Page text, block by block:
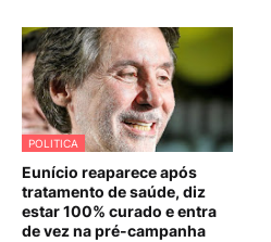
POLITICA
Eunício reaparece após
tratamento de saúde, diz
estar 100% curado e entra
de vez na pré-campanha